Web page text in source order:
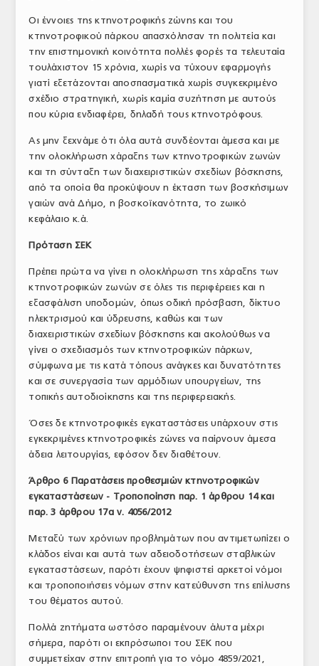
Οι έννοιες της κτηνοτροφικής ζώνης και του
κτηνοτροφικού πάρκου απασχόλησαν τη πολιτεία και
την επιστημονική κοινότητα πολλές φορές τα τελευταία
τουλάχιστον 15 χρόνια, χωρίς να τύχουν εφαρμογής
γιατί εξετάζονται αποσπασματικά χωρίς συγκεκριμένο
σχέδιο στρατηγική, χωρίς καμία συζήτηση με αυτούς
που κύρια ενδιαφέρει, δηλαδή τους κτηνοτρόφους.
Ας μην ξεχνάμε ότι όλα αυτά συνδέονται άμεσα και με
την ολοκλήρωση χάραξης των κτηνοτροφικών ζωνών
και τη σύνταξη των διαχειριστικών σχεδίων βόσκησης,
από τα οποία θα προκύψουν η έκταση των βοσκήσιμων
γαιών ανά Δήμο, η βοσκοϊκανότητα, το ζωικό
κεφάλαιο κ.ά.
Πρόταση ΣΕΚ
Πρέπει πρώτα να γίνει η ολοκλήρωση της χάραξης των
κτηνοτροφικών ζωνών σε όλες τις περιφέρειες και η
εξασφάλιση υποδομών, όπως οδική πρόσβαση, δίκτυο
ηλεκτρισμού και ύδρευσης, καθώς και των
διαχειριστικών σχεδίων βόσκησης και ακολούθως να
γίνει ο σχεδιασμός των κτηνοτροφικών πάρκων,
σύμφωνα με τις κατά τόπους ανάγκες και δυνατότητες
και σε συνεργασία των αρμόδιων υπουργείων, της
τοπικής αυτοδιοίκησης και της περιφερειακής.
Όσες δε κτηνοτροφικές εγκαταστάσεις υπάρχουν στις
εγκεκριμένες κτηνοτροφικές ζώνες να παίρνουν άμεσα
άδεια λειτουργίας, εφόσον δεν διαθέτουν.
Άρθρο 6 Παρατάσεις προθεσμιών κτηνοτροφικών
εγκαταστάσεων - Τροποποίηση παρ. 1 άρθρου 14 και
παρ. 3 άρθρου 17α ν. 4056/2012
Μεταξύ των χρόνιων προβλημάτων που αντιμετωπίζει ο
κλάδος είναι και αυτά των αδειοδοτήσεων σταβλικών
εγκαταστάσεων, παρότι έχουν ψηφιστεί αρκετοί νόμοι
και τροποποιήσεις νόμων στην κατεύθυνση της επίλυσης
του θέματος αυτού.
Πολλά ζητήματα ωστόσο παραμένουν άλυτα μέχρι
σήμερα, παρότι οι εκπρόσωποι του ΣΕΚ που
συμμετείχαν στην επιτροπή για το νόμο 4859/2021,